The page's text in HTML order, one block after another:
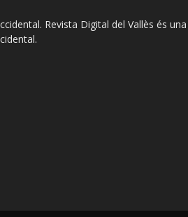
Revista Digital del Vallès és una